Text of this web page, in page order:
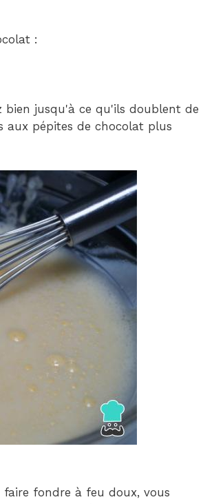
:
bien jusqu'à ce qu'ils doublent de
aux pépites de chocolat plus
faire fondre à feu doux, vous